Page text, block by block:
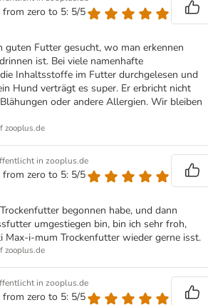
from zero to 5: 5/5
guten Futter gesucht, wo man erkennen
ist. Bei viele namenhafte
Inhaltsstoffe im Futter durchgelesen und
Hund verträgt es super. Er erbricht nicht
oder andere Allergien. Wir bleiben
zooplus.de
in zooplus.de
from zero to 5: 5/5
begonnen habe, und dann
umgestiegen bin, bin ich sehr froh,
Max-i-mum Trockenfutter wieder gerne isst.
zooplus.de
in zooplus.de
from zero to 5: 5/5